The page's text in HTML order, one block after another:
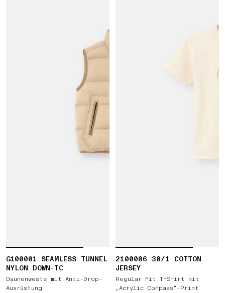
G100001 SEAMLESS TUNNEL
NYLON DOWN-TC
Daunenweste mit Anti-Drop-
Ausrüstung
2100006 30/1 COTTON
JERSEY
Regular Fit T-Shirt mit
„Acrylic Compass“-Print